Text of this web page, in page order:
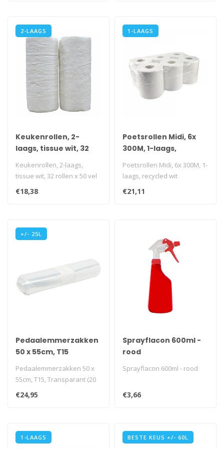
2-LAAGS
Keukenrollen, 2-
laags, tissue wit, 32
rollen x 50 vel
Keukenrollen, 2-laags,
tissue wit, 32 rollen x 50 vel
i.v.m. transportkosten is..
€18,38
1-LAAGS
Poetsrollen Midi, 6x
300M, 1-laags,
recycled wit
Poetsrollen Midi, 6x 300M, 1-
laags, recycled wit
i.v.m. transportkosten is
€21,11
+/- 25L
Pedaalemmerzakken
50 x 55cm, T15
Pedaalemmerzakken 50 x
55cm, T15, Transparant (20
rollen)
€24,95
Sprayflacon 600ml -
rood
Sprayflacon 600ml - rood
€3,66
1-LAAGS BESTE KEUS +/- 60L